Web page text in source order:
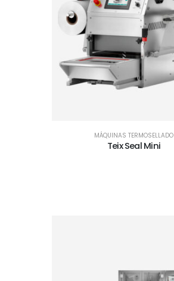
MÁQUINAS TERMOSELLADO
Teix Seal Mini